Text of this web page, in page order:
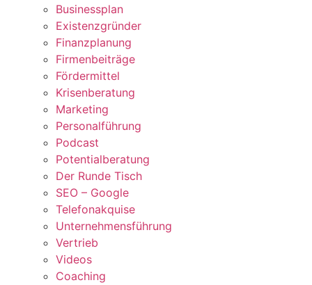
Businessplan
Existenzgründer
Finanzplanung
Firmenbeiträge
Fördermittel
Krisenberatung
Marketing
Personalführung
Podcast
Potentialberatung
Der Runde Tisch
SEO – Google
Telefonakquise
Unternehmensführung
Vertrieb
Videos
Coaching